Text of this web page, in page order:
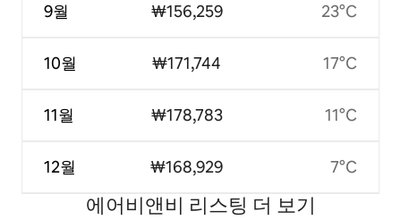
9월
10월
11월
12월
₩156,259
₩171,744
₩178,783
₩168,929
23°C
17°C
11°C
7°C
에어비앤비 리스팅 더 보기